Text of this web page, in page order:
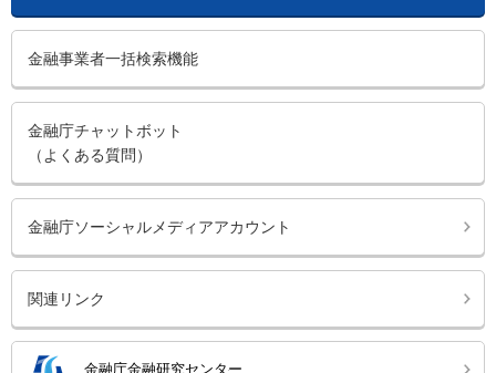
金融事業者一括検索機能
金融庁チャットボット
（よくある質問）
金融庁ソーシャルメディアアカウント
関連リンク
金融庁金融研究センター